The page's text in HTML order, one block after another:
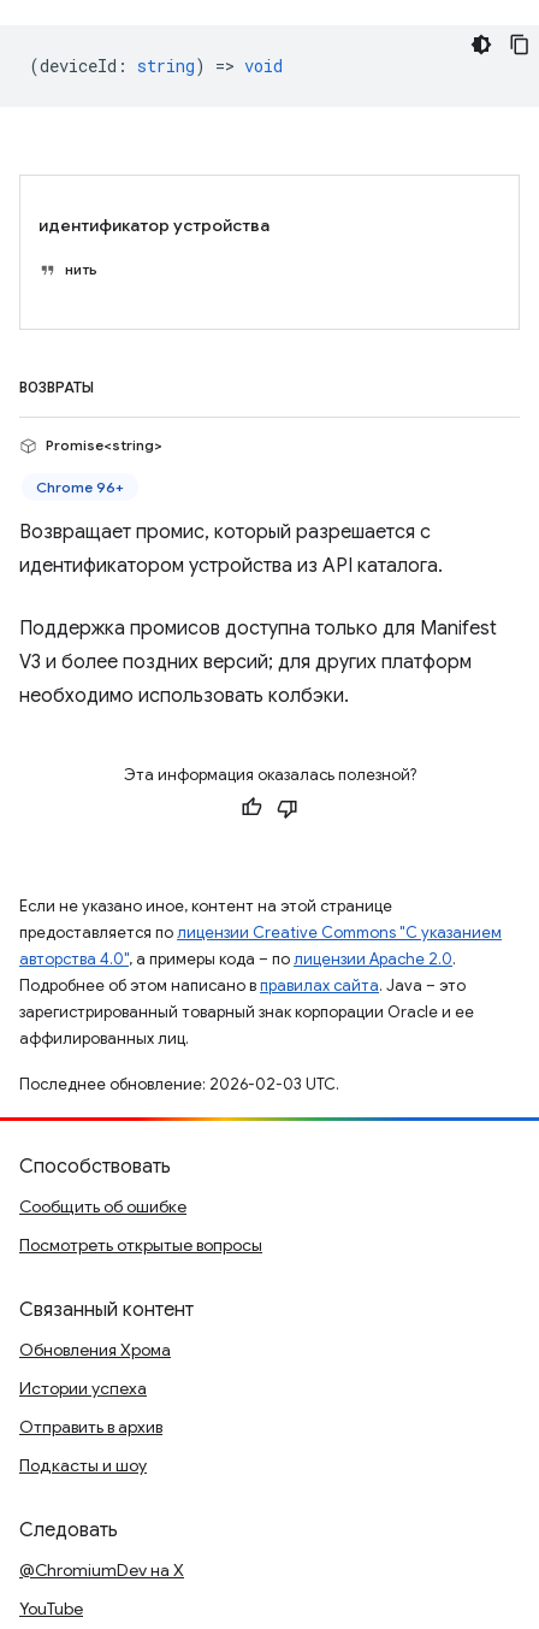
(deviceId : string) => void
идентификатор устройства
нить
ВОЗВРАТЫ
Promise<string>
Chrome 96+
Возвращает промис, который разрешается с
идентификатором устройства из API каталога.
Поддержка промисов доступна только для Manifest
V3 и более поздних версий; для других платформ
необходимо использовать колбэки.
Эта информация оказалась полезной?
Если не указано иное, контент на этой странице
предоставляется полицензии Creative Commons "С указанием
авторства 4.0", а примеры кода – полицензии Apache 2.0.
Подробнее об этом написано вправилах сайта. Java – это
зарегистрированный товарный знак корпорации Oracle и ее
аффилированных лиц.
Последнее обновление: 2026-02-03 UTC.
Способствовать
Сообщить об ошибке
Посмотреть открытые вопросы
Связанный контент
Обновления Хрома
Истории успеха
Отправить в архив
Подкасты и шоу
Следовать
@ChromiumDev на X
YouTube